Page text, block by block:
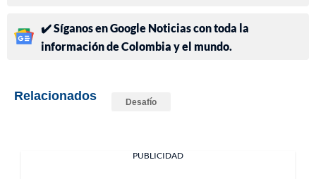
✔️ Síganos en Google Noticias con toda la
información de Colombia y el mundo.
Relacionados Desafío
PUBLICIDAD